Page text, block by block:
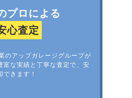
プロによる
心査定
のアップガレージグループが
富な実績と丁寧な査定で、安
きます！